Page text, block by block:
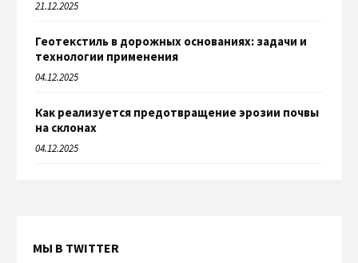
21.12.2025
Геотекстиль в дорожных основаниях: задачи и
технологии применения
04.12.2025
Как реализуется предотвращение эрозии почвы
на склонах
04.12.2025
МЫ В TWITTER